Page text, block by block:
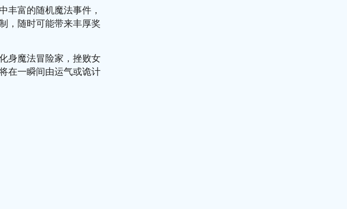
丰富的随机魔法事件，
，随时可能带来丰厚奖
身魔法冒险家，挫败女
在一瞬间由运气或诡计